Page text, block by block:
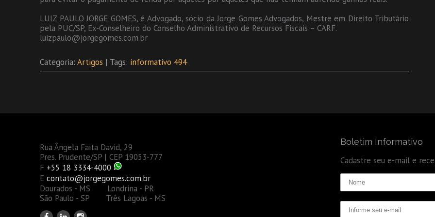
LUIZ PAULO JORGE GOMES, é Advogado, sócio da Jorge Gomes Advogados, Mestre em Direito Tributário
pela PUC/SP, Ex-Conselheiro do Conselho Administrativo de Recursos Fiscais – CARF.
luizpaulo@jorgegomes.com.br
Categoria: Artigos | Tags: informativo 494
Rua Ângela Faita David, 29
Pres. Prudente/SP | CEP 19053-777
F +55 18 3334-4000
E contato@jorgegomes.com.br
Dourados - MS Londrina - PR
São Paulo - SP Três Lagoas - MS
Boletim Informativo
Cadastre seu e-mail e